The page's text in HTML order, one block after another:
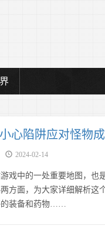
心陷阱应对怪物成
2024-02-14
戏中的一处重要地图，也
方面，为大家详细解析这
的装备和药物……